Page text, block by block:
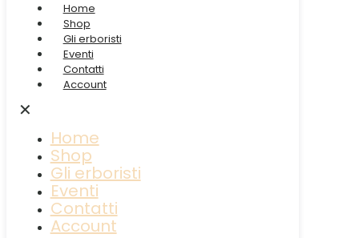
Home
Shop
Gli erboristi
Eventi
Contatti
Account
✕
Home
Shop
Gli erboristi
Eventi
Contatti
Account